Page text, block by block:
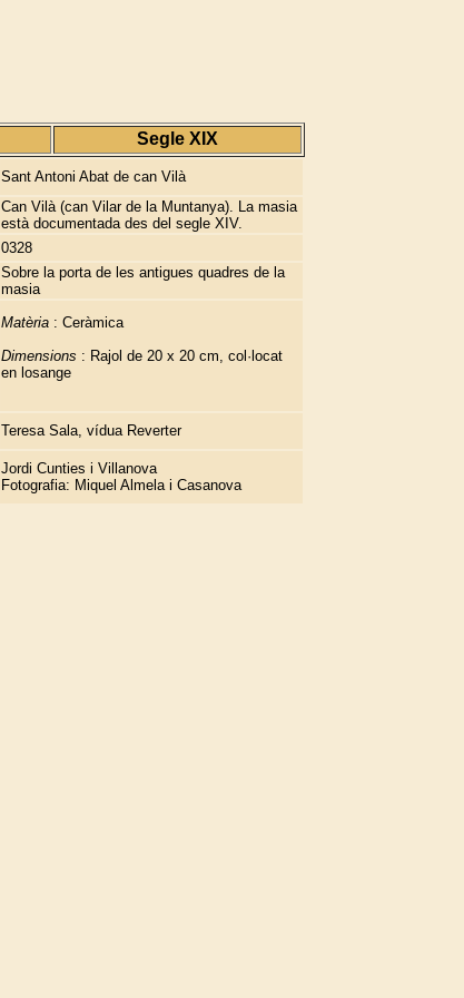
Segle XIX
Sant Antoni Abat de can Vilà
Can Vilà (can Vilar de la Muntanya). La masia
està documentada des del segle XIV.
0328
Sobre la porta de les antigues quadres de la
masia
Matèria : Ceràmica
Dimensions : Rajol de 20 x 20 cm, col·locat
en losange
Teresa Sala, vídua Reverter
Jordi Cunties i Villanova
Fotografia: Miquel Almela i Casanova